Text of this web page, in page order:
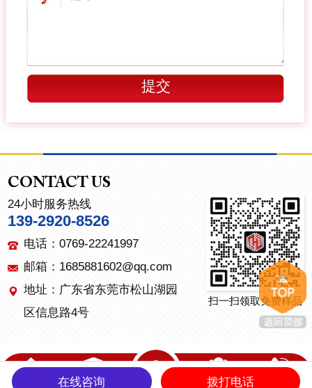
CONTACT US
24小时服务热线
139-2920-8526
电话：0769-22241997
邮箱：1685881602@qq.com
地址：广东省东莞市松山湖园
区信息路4号
扫一扫领取免费样品
在线咨询 拨打电话